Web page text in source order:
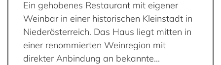
Ein gehobenes Restaurant mit eigener
Weinbar in einer historischen Kleinstadt in
Niederösterreich. Das Haus liegt mitten in
einer renommierten Weinregion mit
direkter Anbindung an bekannte...